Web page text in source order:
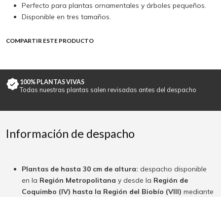
Perfecto para plantas ornamentales y árboles pequeños.
Disponible en tres tamaños.
COMPARTIR ESTE PRODUCTO
100% PLANTAS VIVAS
Todas nuestras plantas salen revisadas antes del despacho
Información de despacho
Plantas de hasta 30 cm de altura: despacho disponible
en la Región Metropolitana y desde la Región de
Coquimbo (IV) hasta la Región del Biobío (VIII) mediante